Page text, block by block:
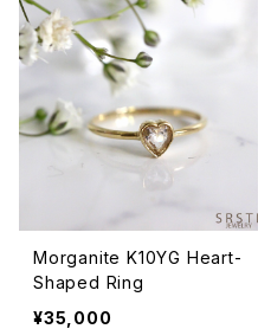
Morganite K10YG Heart-
Shaped Ring
¥35,000